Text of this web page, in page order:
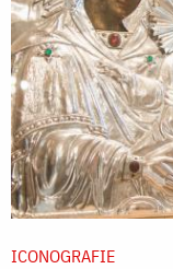
ICONOGRAFIE